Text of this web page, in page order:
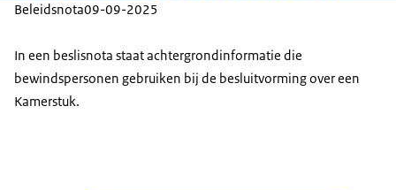
Beleidsnota09-09-2025
In een beslisnota staat achtergrondinformatie die
bewindspersonen gebruiken bij de besluitvorming over een
Kamerstuk.